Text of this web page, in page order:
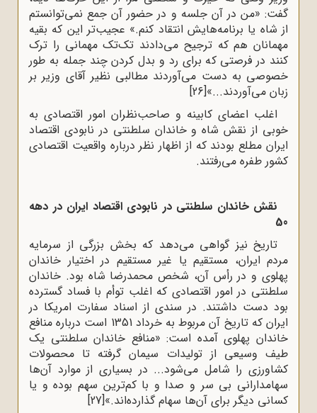
گفت: «من در آن جلسه و در حضور آن جمع نمی‌توانستم
از شاه یا برنامه‌هایش انتقاد کنم.» عجیب‌تر این که بقیه‌
مهمانان هم که ترجیح می‌دادند تک‌تک مهمانی را ترک
کنند در فرصتی که برای رد و بدل کردن چند جمله به طور
خصوصی به دست می‌آوردند مطالبی نظیر آقای وزیر بر
زبان می‌آوردند...»[26]
اغلب اعضای کابینه و صاحب‌نظران امور اقتصادی به
خوبی از نقش شاه و خاندان سلطنتی در نابودی اقتصاد
ایران مطلع بودند که از اظهار نظر درباره واقعیت اقتصادی
کشور طفره می‌رفتند.
نقش خاندان سلطنتی در نابودی اقتصاد ایران در دهه
50
تاریخ نیز گواهی می‌دهد که بخش بزرگی از سرمایه
مردم ایران، مستقیم یا غیر مستقیم در اختیار خاندان
پهلوی و در رأس آن، شخص محمدرضا شاه بود. خاندان
سلطنتی در امور اقتصادی که اغلب توأم با فساد گسترده
بود دست داشتند. در سندی از اسناد سفارت امریکا در
ایران که تاریخ آن مربوط به خرداد 1351 است درباره منافع
خاندان پهلوی آمده است: «منافع خاندان سلطنتی یک
طیف وسیعی از تولیدات سیمان گرفته تا محصولات
کشاورزی را شامل می‌شود... در بسیاری از موارد آن‌ها
سهامدارانی بی‌ سر و صدا و با کم‌ترین سهم بوده و یا
کسانی دیگر برای آن‌ها سهام گذارده‌اند.»[27]